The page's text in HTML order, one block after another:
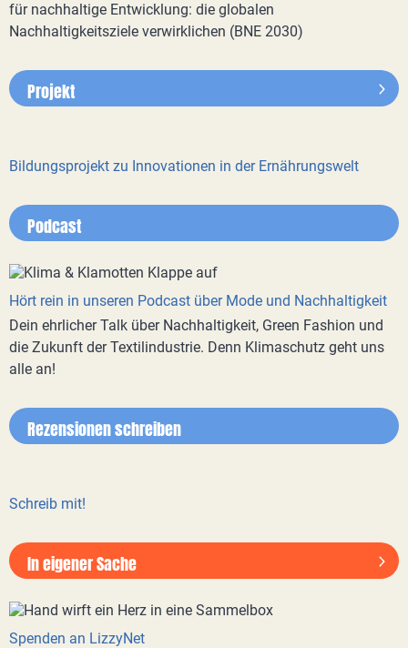
für nachhaltige Entwicklung: die globalen
Nachhaltigkeitsziele verwirklichen (BNE 2030)
Projekt
Bildungsprojekt zu Innovationen in der Ernährungswelt
Podcast
Hört rein in unseren Podcast über Mode und Nachhaltigkeit
Dein ehrlicher Talk über Nachhaltigkeit, Green Fashion und
die Zukunft der Textilindustrie. Denn Klimaschutz geht uns
alle an!
Rezensionen schreiben
Schreib mit!
In eigener Sache
Spenden an LizzyNet